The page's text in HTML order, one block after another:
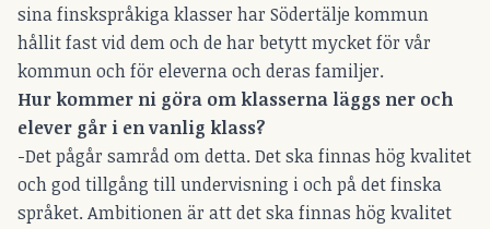
sina finskspråkiga klasser har Södertälje kommun
hållit fast vid dem och de har betytt mycket för vår
kommun och för eleverna och deras familjer.
Hur kommer ni göra om klasserna läggs ner och
elever går i en vanlig klass?
-Det pågår samråd om detta. Det ska finnas hög kvalitet
och god tillgång till undervisning i och på det finska
språket. Ambitionen är att det ska finnas hög kvalitet